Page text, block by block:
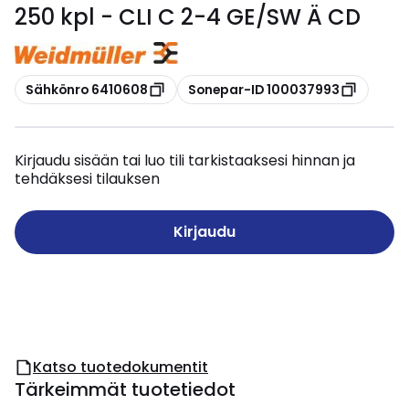
250 kpl - CLI C 2-4 GE/SW Ä CD
Kopioi
Sähkönro 6410608 Kopioi
Sonepar-ID 100037993
Kirjaudu sisään tai luo tili tarkistaaksesi hinnan ja
tehdäksesi tilauksen
Kirjaudu
Katso tuotedokumentit
Tärkeimmät tuotetiedot